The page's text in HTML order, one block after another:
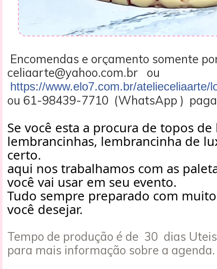
Encomendas e orçamento somente
celiaarte@yahoo.com.br ou
https://www.elo7.com.br/atelieceliaarte/
ou 61-98439-7710 (WhatsApp )
Se você esta a procura de topos
lembrancinhas, lembrancinha de
certo.
aqui nos trabalhamos com as
você vai usar em seu evento.
Tudo sempre preparado com
você desejar.
Tempo de produção é de 30 dias
para mais informação sobre a agenda.